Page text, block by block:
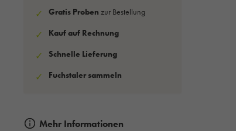
✓ Gratis Proben zur Bestellung
✓ Kauf auf Rechnung
✓ Schnelle Lieferung
✓ Fuchstaler sammeln
Mehr Informationen